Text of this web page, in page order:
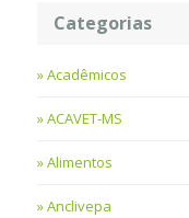
Categorias
Acadêmicos
ACAVET-MS
Alimentos
Anclivepa